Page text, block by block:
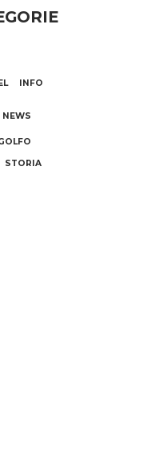
INFO
NEWS
STORIA